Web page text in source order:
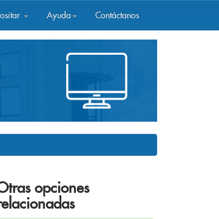
Ayuda Contáctanos
opciones